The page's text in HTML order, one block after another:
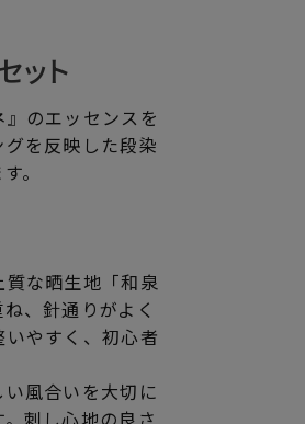
ット
のエッセンスを
を反映した段染
。
な晒生地「和泉
、針通りがよく
やすく、初心者
風合いを大切に
刺し心地の良さ